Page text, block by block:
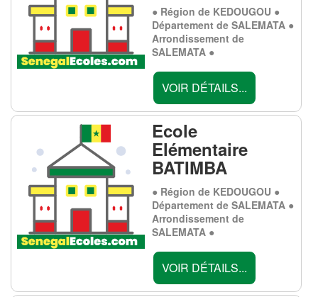
● Région de KEDOUGOU ●
Département de SALEMATA ●
Arrondissement de
SALEMATA ●
VOIR DÉTAILS...
Ecole
Elémentaire
BATIMBA
● Région de KEDOUGOU ●
Département de SALEMATA ●
Arrondissement de
SALEMATA ●
VOIR DÉTAILS...